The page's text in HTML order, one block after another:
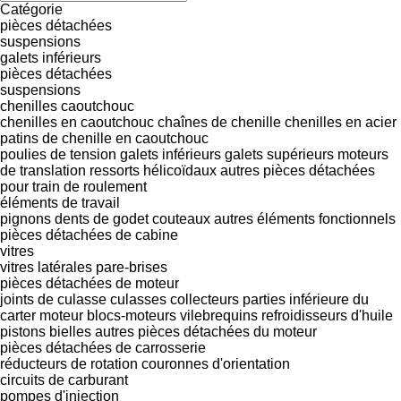
Catégorie
pièces détachées
suspensions
galets inférieurs
pièces détachées
suspensions
chenilles caoutchouc
chenilles en caoutchouc chaînes de chenille chenilles en acier
patins de chenille en caoutchouc
poulies de tension galets inférieurs galets supérieurs moteurs
de translation ressorts hélicoïdaux autres pièces détachées
pour train de roulement
éléments de travail
pignons dents de godet couteaux autres éléments fonctionnels
pièces détachées de cabine
vitres
vitres latérales pare-brises
pièces détachées de moteur
joints de culasse culasses collecteurs parties inférieure du
carter moteur blocs-moteurs vilebrequins refroidisseurs d'huile
pistons bielles autres pièces détachées du moteur
pièces détachées de carrosserie
réducteurs de rotation couronnes d'orientation
circuits de carburant
pompes d'injection